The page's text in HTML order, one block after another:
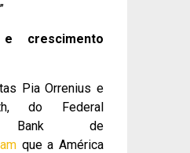
e crescimento
Pia Orrenius e
do Federal
Bank de
que a América